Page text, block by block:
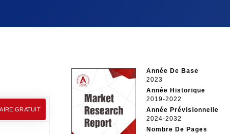
GRATUIT
Année De Base
2023
Année Historique
2019-2022
Année Prévisionnelle
2024-2032
Nombre De Pages